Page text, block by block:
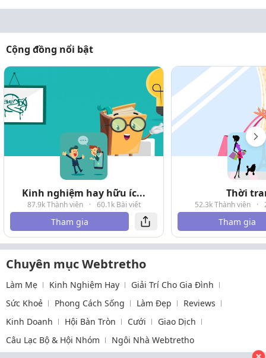
Cộng đồng nổi bật
Kinh nghiệm hay hữu íc...
87.9k Thành viên · 60.1k Bài viết
Tham gia
Thời
52.3k Thành viên ·
Tham gia
Chuyên mục Webtretho
Làm Mẹ Kinh Nghiệm Hay
Giải Trí Cho Gia Đình
Sức Khoẻ
Phong Cách Sống Làm Đẹp
Reviews
Kinh Doanh
Hội Bàn Tròn Cưới
Giao Dịch
Câu Lạc Bộ & Hội Nhóm
Ngôi Nhà Webtretho